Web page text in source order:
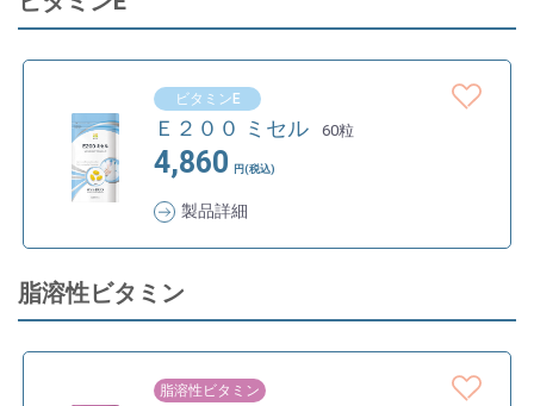
ビタミンE
Ｅ２００ ミセル 60粒
4,860 円(税込)
製品詳細
脂溶性ビタミン
脂溶性ビタミン